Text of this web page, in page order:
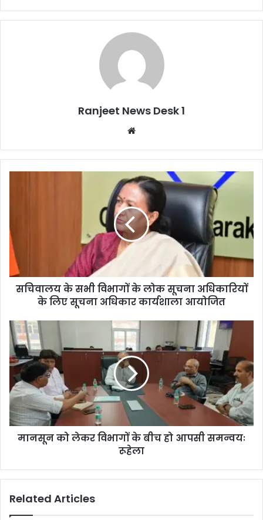
Ranjeet News Desk 1
te
सचिवालय के सभी विभागों के लोक सूचना अधिकारियों
के लिए सूचना अधिकार कार्यशाला आयोजित
मानसून को लेकर विभागों के बीच हो आपसी समन्वयः
रूहेला
Related Articles